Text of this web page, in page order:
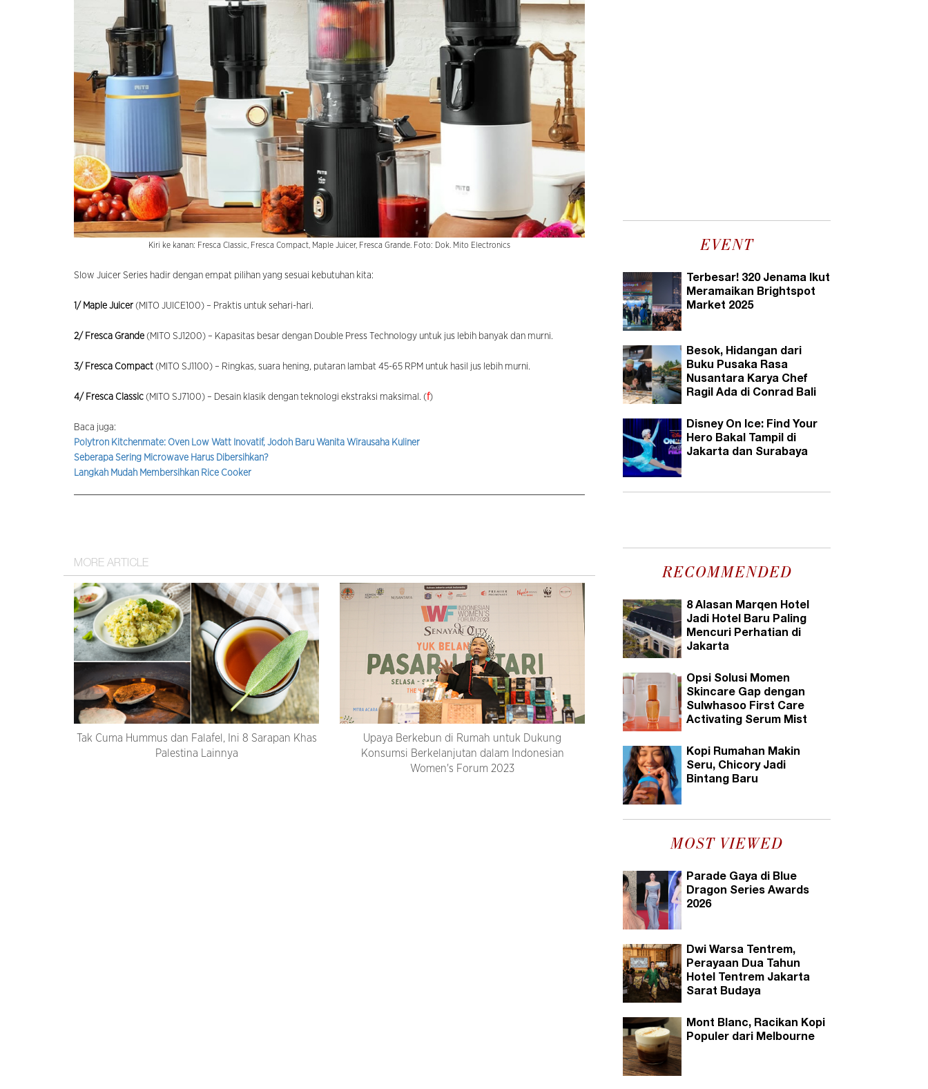
Kiri ke kanan: Fresca Classic, Fresca Compact, Maple Juicer, Fresca Grande. Foto: Dok. Mito Electronics
Slow Juicer Series hadir dengan empat pilihan yang sesuai kebutuhan kita:
1/ Maple Juicer (MITO JUICE100) – Praktis untuk sehari-hari.
2/ Fresca Grande (MITO SJ1200) – Kapasitas besar dengan Double Press Technology untuk jus lebih banyak dan murni.
3/ Fresca Compact (MITO SJ1100) – Ringkas, suara hening, putaran lambat 45-65 RPM untuk hasil jus lebih murni.
4/ Fresca Classic (MITO SJ7100) – Desain klasik dengan teknologi ekstraksi maksimal. (f)
Baca juga:
Polytron Kitchenmate: Oven Low Watt Inovatif, Jodoh Baru Wanita Wirausaha Kuliner
Seberapa Sering Microwave Harus Dibersihkan?
Langkah Mudah Membersihkan Rice Cooker
MORE ARTICLE
Tak Cuma Hummus dan Falafel, Ini 8 Sarapan Khas
Palestina Lainnya
Upaya Berkebun di Rumah untuk Dukung
Konsumsi Berkelanjutan dalam Indonesian
Women's Forum 2023
EVENT
Terbesar! 320 Jenama Ikut
Meramaikan Brightspot
Market 2025
Besok, Hidangan dari
Buku Pusaka Rasa
Nusantara Karya Chef
Ragil Ada di Conrad Bali
Disney On Ice: Find Your
Hero Bakal Tampil di
Jakarta dan Surabaya
RECOMMENDED
8 Alasan Marqen Hotel
Jadi Hotel Baru Paling
Mencuri Perhatian di
Jakarta
Opsi Solusi Momen
Skincare Gap dengan
Sulwhasoo First Care
Activating Serum Mist
Kopi Rumahan Makin
Seru, Chicory Jadi
Bintang Baru
MOST VIEWED
Parade Gaya di Blue
Dragon Series Awards
2026
Dwi Warsa Tentrem,
Perayaan Dua Tahun
Hotel Tentrem Jakarta
Sarat Budaya
Mont Blanc, Racikan Kopi
Populer dari Melbourne